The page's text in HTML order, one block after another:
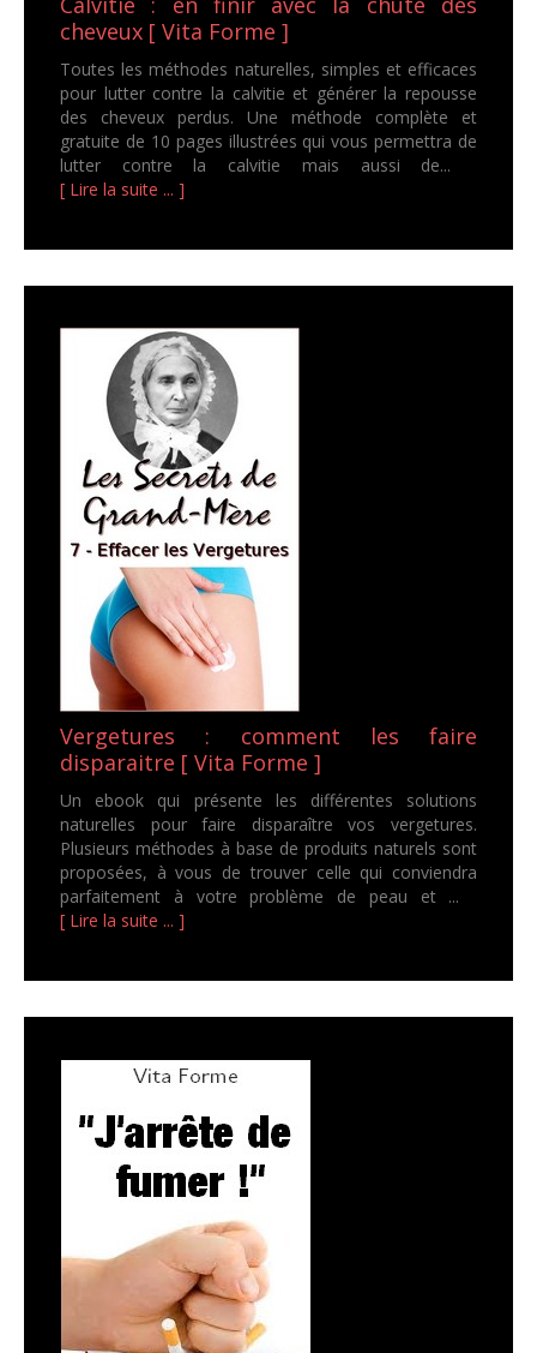
cheveux [ Vita Forme ]
Toutes les méthodes naturelles, simples et efficaces
pour lutter contre la calvitie et générer la repousse
des cheveux perdus. Une méthode complète et
gratuite de 10 pages illustrées qui vous permettra de
lutter contre la calvitie mais aussi de...
[ Lire la suite ... ]
Vergetures : comment les faire
disparaitre [ Vita Forme ]
Un ebook qui présente les différentes solutions
naturelles pour faire disparaître vos vergetures.
Plusieurs méthodes à base de produits naturels sont
proposées, à vous de trouver celle qui conviendra
parfaitement à votre problème de peau et ...
[ Lire la suite ... ]